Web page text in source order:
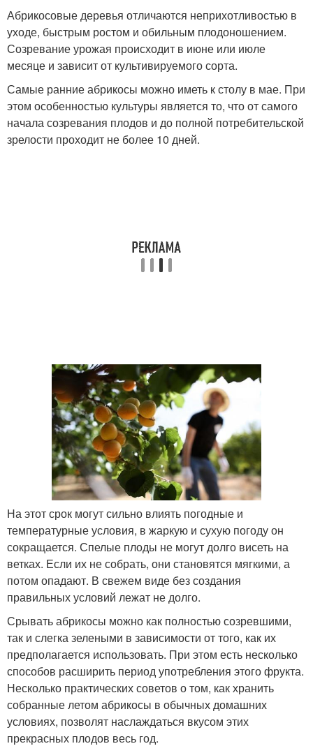
Абрикосовые деревья отличаются неприхотливостью в
уходе, быстрым ростом и обильным плодоношением.
Созревание урожая происходит в июне или июле
месяце и зависит от культивируемого сорта.
Самые ранние абрикосы можно иметь к столу в мае. При
этом особенностью культуры является то, что от самого
начала созревания плодов и до полной потребительской
зрелости проходит не более 10 дней.
На этот срок могут сильно влиять погодные и
температурные условия, в жаркую и сухую погоду он
сокращается. Спелые плоды не могут долго висеть на
ветках. Если их не собрать, они становятся мягкими, а
потом опадают. В свежем виде без создания
правильных условий лежат не долго.
Срывать абрикосы можно как полностью созревшими,
так и слегка зелеными в зависимости от того, как их
предполагается использовать. При этом есть несколько
способов расширить период употребления этого фрукта.
Несколько практических советов о том, как хранить
собранные летом абрикосы в обычных домашних
условиях, позволят наслаждаться вкусом этих
прекрасных плодов весь год.